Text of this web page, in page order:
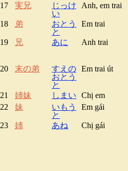
17 実兄
じっけ
い
Anh, em trai
18 弟
おとう
と
Em trai
19 兄 あに Anh trai
20 末の弟
すえの
おとう
と
Em trai út
21 姉妹 しまい Chị em
22
妹
いもう
と
Em gái
23 姉 あね Chị gái